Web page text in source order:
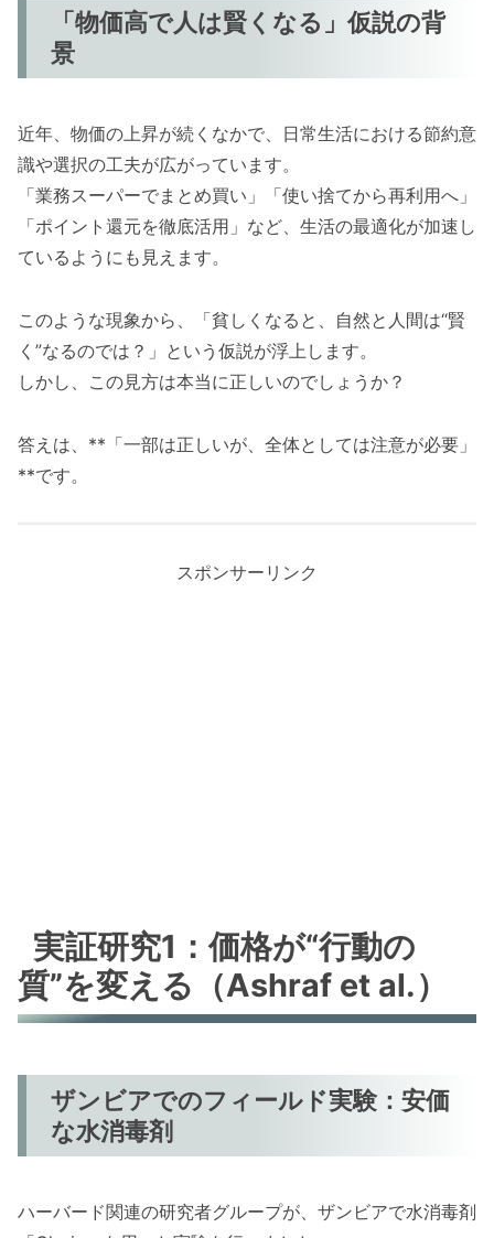
「物価高で人は賢くなる」仮説の背
景
近年、物価の上昇が続くなかで、日常生活における節約意
識や選択の工夫が広がっています。
「業務スーパーでまとめ買い」「使い捨てから再利用へ」
「ポイント還元を徹底活用」など、生活の最適化が加速し
ているようにも見えます。
このような現象から、「貧しくなると、自然と人間は“賢
く”なるのでは？」という仮説が浮上します。
しかし、この見方は本当に正しいのでしょうか？
答えは、**「一部は正しいが、全体としては注意が必要」
**です。
スポンサーリンク
実証研究1：価格が“行動の
質”を変える（Ashraf et al.）
ザンビアでのフィールド実験：安価
な水消毒剤
ハーバード関連の研究者グループが、ザンビアで水消毒剤